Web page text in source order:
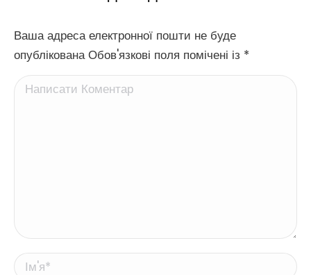
Ваша адреса електронної пошти не буде
опублікована Обов'язкові поля помічені із *
Написати Коментар
Ім'я *